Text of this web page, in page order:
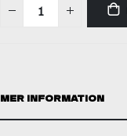
MER INFORMATION